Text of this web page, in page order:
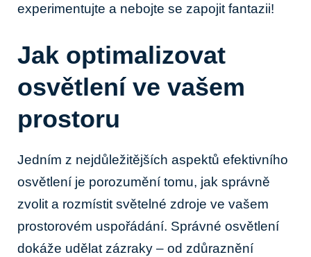
experimentujte a nebojte se zapojit fantazii!
Jak optimalizovat
osvětlení ve vašem
prostoru
Jedním z nejdůležitějších aspektů efektivního
osvětlení je porozumění tomu, jak správně
zvolit a rozmístit světelné zdroje ve vašem
prostorovém uspořádání. Správné osvětlení
dokáže udělat zázraky – od zdůraznění